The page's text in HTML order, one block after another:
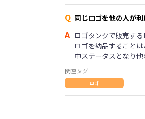
Q 同じロゴを他の人が
A ロゴタンクで販売す
ロゴを納品すること
中ステータスとなり
関連タグ
ロゴ